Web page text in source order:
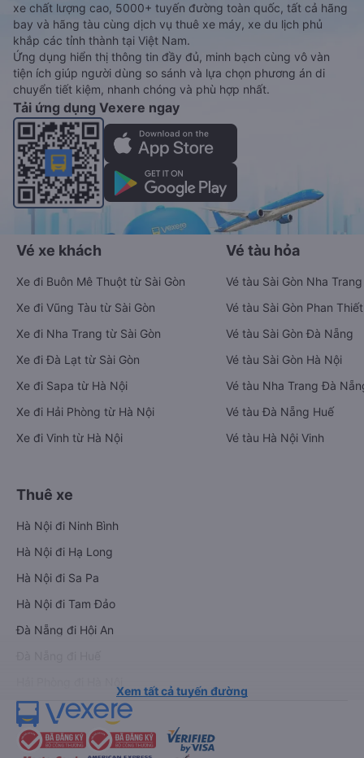
xe chất lượng cao, 5000+ tuyến đường toàn quốc, tất cả hãng
bay và hãng tàu cùng dịch vụ thuê xe máy, xe du lịch phủ
khắp các tỉnh thành tại Việt Nam.
Ứng dụng hiển thị thông tin đầy đủ, minh bạch cùng vô vàn
tiện ích giúp người dùng so sánh và lựa chọn phương án di
chuyển tiết kiệm, nhanh chóng và phù hợp nhất.
Tải ứng dụng Vexere ngay
Vé xe khách
Xe đi Buôn Mê Thuột từ Sài Gòn
Xe đi Vũng Tàu từ Sài Gòn
Xe đi Nha Trang từ Sài Gòn
Xe đi Đà Lạt từ Sài Gòn
Xe đi Sapa từ Hà Nội
Xe đi Hải Phòng từ Hà Nội
Xe đi Vinh từ Hà Nội
Vé tàu hỏa
Vé tàu Sài Gòn Nha Trang
Vé tàu Sài Gòn Phan Thiết
Vé tàu Sài Gòn Đà Nẵng
Vé tàu Sài Gòn Hà Nội
Vé tàu Nha Trang Đà
Vé tàu Đà Nẵng Huế
Vé tàu Hà Nội Vinh
Thuê xe
Hà Nội đi Ninh Bình
Hà Nội đi Hạ Long
Hà Nội đi Sa Pa
Hà Nội đi Tam Đảo
Đà Nẵng đi Hội An
Xem tất cả tuyến đường